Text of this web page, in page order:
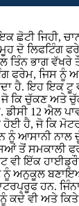
ਛੋਟੀ ਜਿਹੀ,
ਦੋ ਲਿਫਟਿੰਗ
ਤਿੰਨ ਭਾਗ ਵੱਖਰੇ
ਫਰੇਮ, ਜਿਸ ਨੂੰ
ਹੈ. ਇਹ ਇਕ
ਕਿ ਚੁੱਕਣ ਅਤੇ
12 ਐਲ
ਹੋਈ ਹੈ, ਜੋ ਕਿ
ਨੂੰ ਆਸਾਨੀ ਨਾਲ
ਤੋਂ ਸਮਕਾਲੀ
ਵੀ ਇੱਕ
ਅਨੁਕੂਲ
ਹਨ.
ਕਦੇ ਵੀ ਅਤੇ